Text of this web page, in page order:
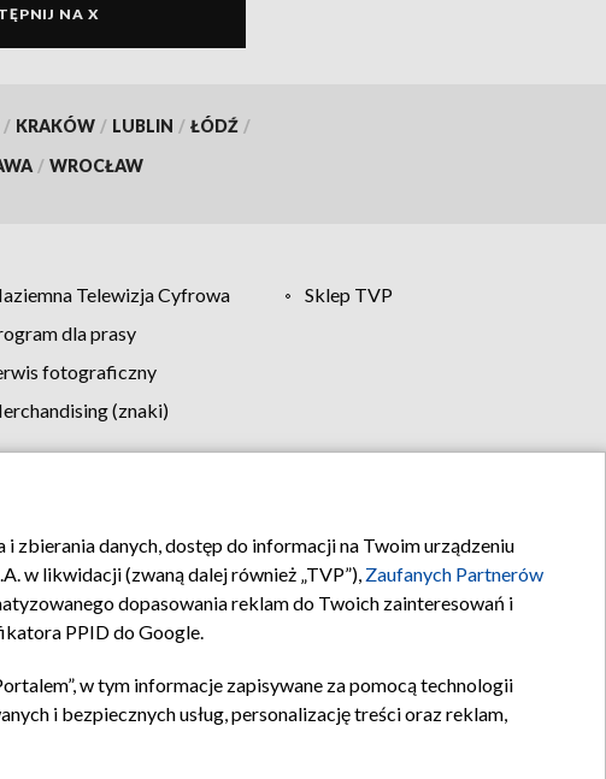
NA X
/ KRAKÓW / LUBLIN / ŁÓDŹ /
/ WROCŁAW
Telewizja Cyfrowa
Sklep TVP
dla prasy
fotograficzny
(znaki)
reklamy Kontakt
zbierania danych, dostęp do informacji na Twoim urządzeniu
w likwidacji (zwaną dalej również „TVP”), Zaufanych Partnerów
dopasowania reklam do Twoich zainteresowań i
PPID do Google.
w tym informacje zapisywane za pomocą technologii
i bezpiecznych usług, personalizację treści oraz reklam,